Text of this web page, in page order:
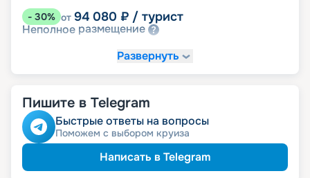
- 30% от 94 080 ₽ / турист
Неполное размещение
Развернуть
Пишите в Telegram
Быстрые ответы на вопросы
Поможем с выбором круиза
Написать в Telegram